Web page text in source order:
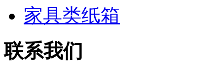
家具类纸箱
联系我们